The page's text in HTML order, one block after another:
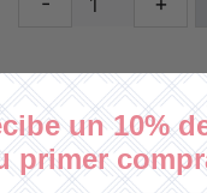
un 10%
primer